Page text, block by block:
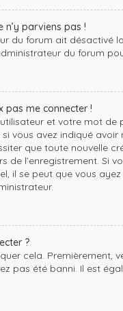
n’y parviens pas !
du forum ait désactivé
du forum
pas me connecter !
et votre mot de
vous avez indiqué
que toute nouvelle
de l’enregistrement. Si
il se peut que vous
?
cela. Premièrement,
pas été banni. Il est